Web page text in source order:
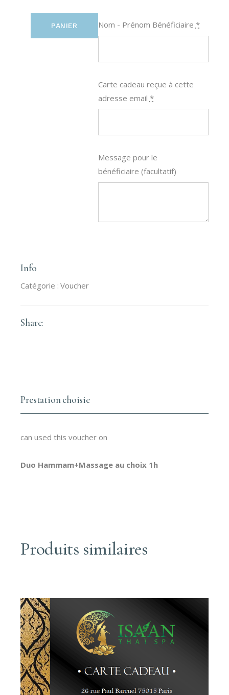
PANIER Nom - Prénom Bénéficiaire *
Carte cadeau reçue à cette
adresse email *
Message pour le
bénéficiaire (facultatif)
Info
Catégorie : Voucher
Share:
Prestation choisie
can used this voucher on
Duo Hammam+Massage au choix 1h
Produits similaires